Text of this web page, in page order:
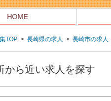
HOME
TOP > 長崎県の求人 > 長崎市の求人
から近い求人を探す